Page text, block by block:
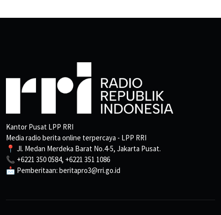
Kantor Pusat LPP RRI
Media radio berita online terpercaya - LPP RRI
📍 Jl. Medan Merdeka Barat No.4-5, Jakarta Pusat.
📞 +6221 350 0584, +6221 351 1086
📩 Pemberitaan: beritapro3@rri.go.id